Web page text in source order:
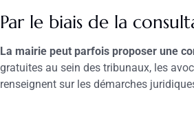
Par le biais de la
La mairie peut parfois proposer une
gratuites au sein des tribunaux, les
renseignent sur les démarches